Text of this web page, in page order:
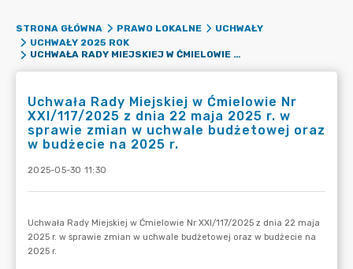
STRONA GŁÓWNA PRAWO LOKALNE
UCHWAŁY
UCHWAŁY 2025 ROK
UCHWAŁA RADY MIEJSKIEJ W ĆMIELOWIE NR XXI/117/2025 Z DNIA 22 MAJA 2025 R. W SPRAWIE ZMIAN W UCHWALE BUDŻETOWEJ ORAZ W BUDŻECIE NA 2025 R.
Uchwała Rady Miejskiej w Ćmielowie Nr
XXI/117/2025 z dnia 22 maja 2025 r. w
sprawie zmian w uchwale budżetowej oraz
w budżecie na 2025 r.
2025-05-30 11:30